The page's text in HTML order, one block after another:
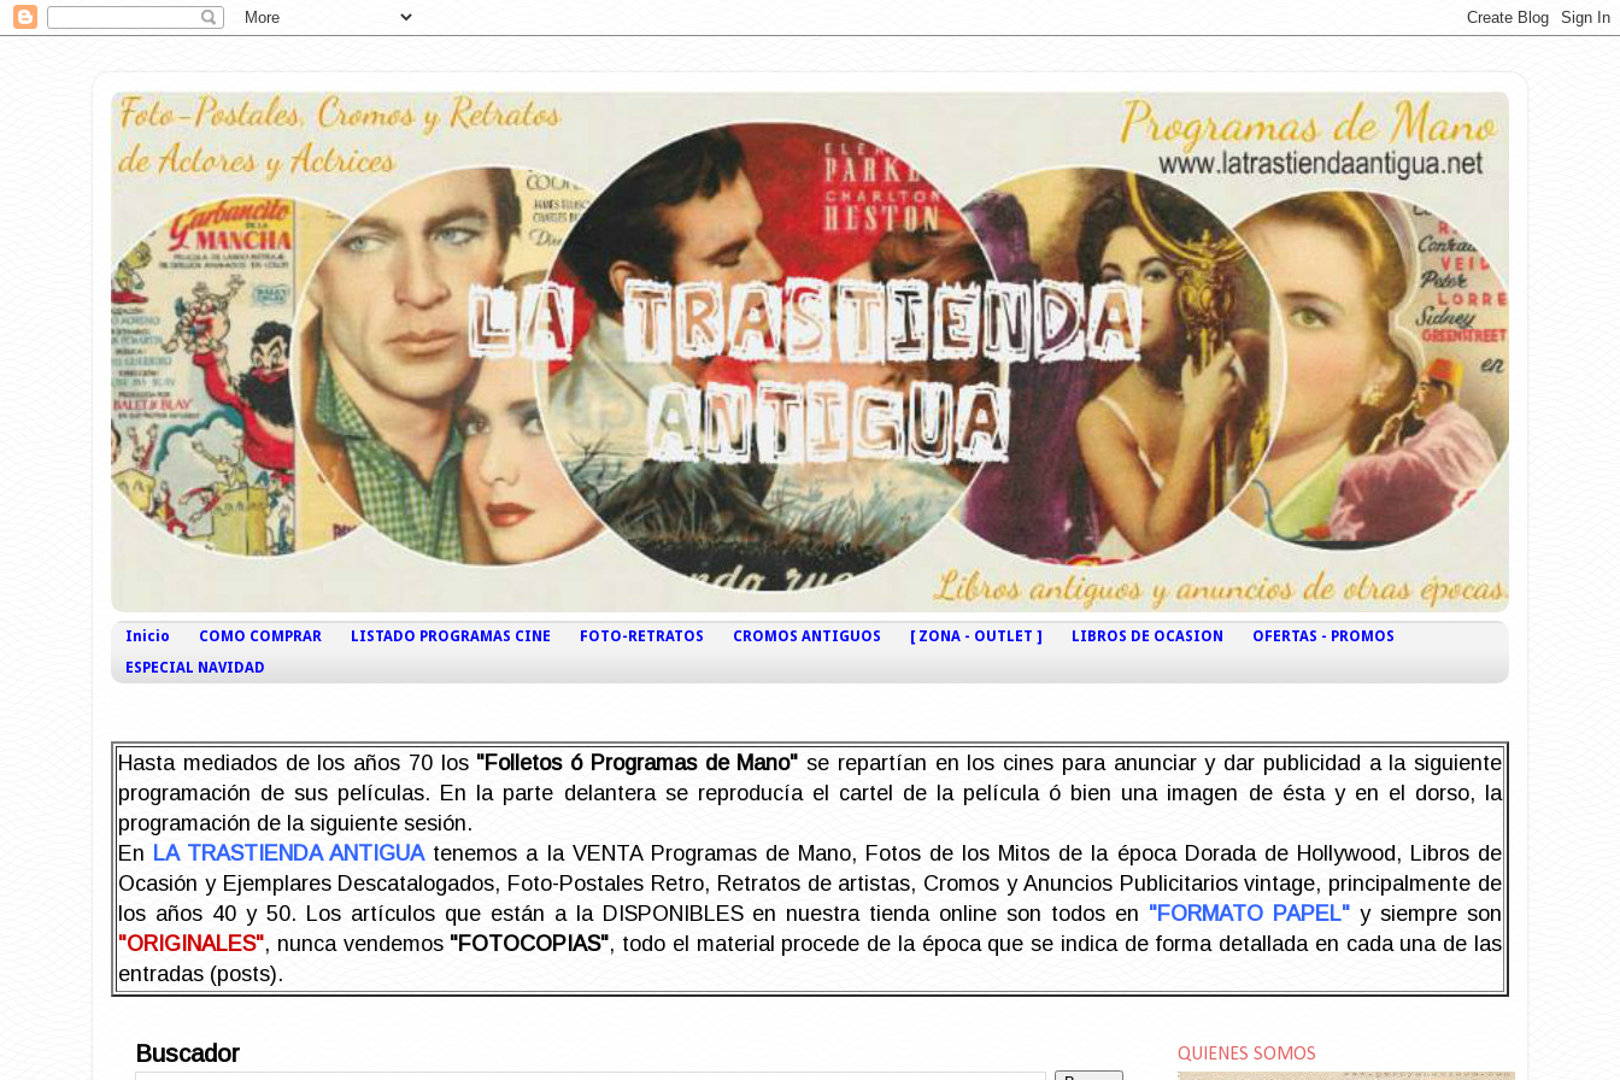
Inicio COMO COMPRAR LISTADO PROGRAMAS CINE FOTO-RETRATOS CROMOS ANTIGUOS [ ZONA - OUTLET ] LIBROS DE OCASION
OFERTAS - PROMOS
ESPECIAL NAVIDAD
Hasta mediados de los años 70 los "Folletos ó Programas de Mano" se repartían en los cines para anunciar y dar publicidad a la siguiente
programación de sus películas. En la parte delantera se reproducía el cartel de la película ó bien una imagen de ésta y en el dorso, la
programación de la siguiente sesión.
En LA TRASTIENDA ANTIGUAtenemos a la VENTA Programas de Mano, Fotos de los Mitos de la época Dorada de Hollywood, Libros de
Ocasión y Ejemplares Descatalogados, Foto-Postales Retro, Retratos de artistas, Cromos y Anuncios Publicitarios vintage, principalmente de
los años 40 y 50. Los artículos que están a la DISPONIBLES en nuestra tienda online son todos en "FORMATO PAPEL" y siempre son
"ORIGINALES", nunca vendemos "FOTOCOPIAS", todo el material procede de la época que se indica de forma detallada en cada una de las
entradas (posts).
Buscador QUIENES SOMOS